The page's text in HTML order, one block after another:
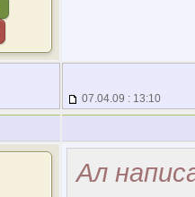
07.04.09 : 13:10
Ал